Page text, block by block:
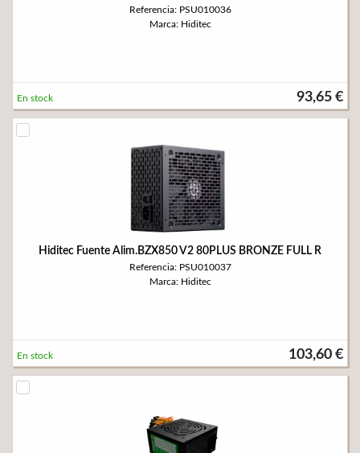
Referencia: PSU010036
Marca: Hiditec
93,65 €
En stock
Hiditec Fuente Alim.BZX850 V2 80PLUS BRONZE FULL R
Referencia: PSU010037
Marca: Hiditec
103,60 €
En stock